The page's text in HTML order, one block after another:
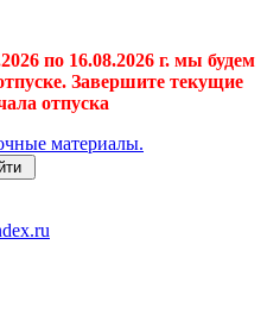
по 16.08.2026 г. мы будем
Завершите текущие
отпуска